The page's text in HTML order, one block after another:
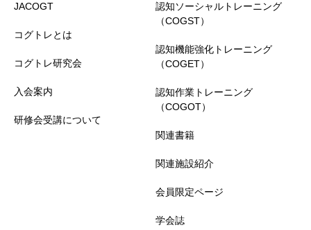
JACOGT
コグトレとは
コグトレ研究会
入会案内
研修会受講について
認知ソーシャルトレーニング
（COGST）
認知機能強化トレーニング
（COGET）
認知作業トレーニング
（COGOT）
関連書籍
関連施設紹介
会員限定ページ
学会誌